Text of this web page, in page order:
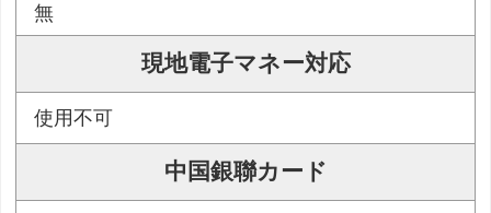
無
現地電子マネー対応
使用不可
中国銀聯カード